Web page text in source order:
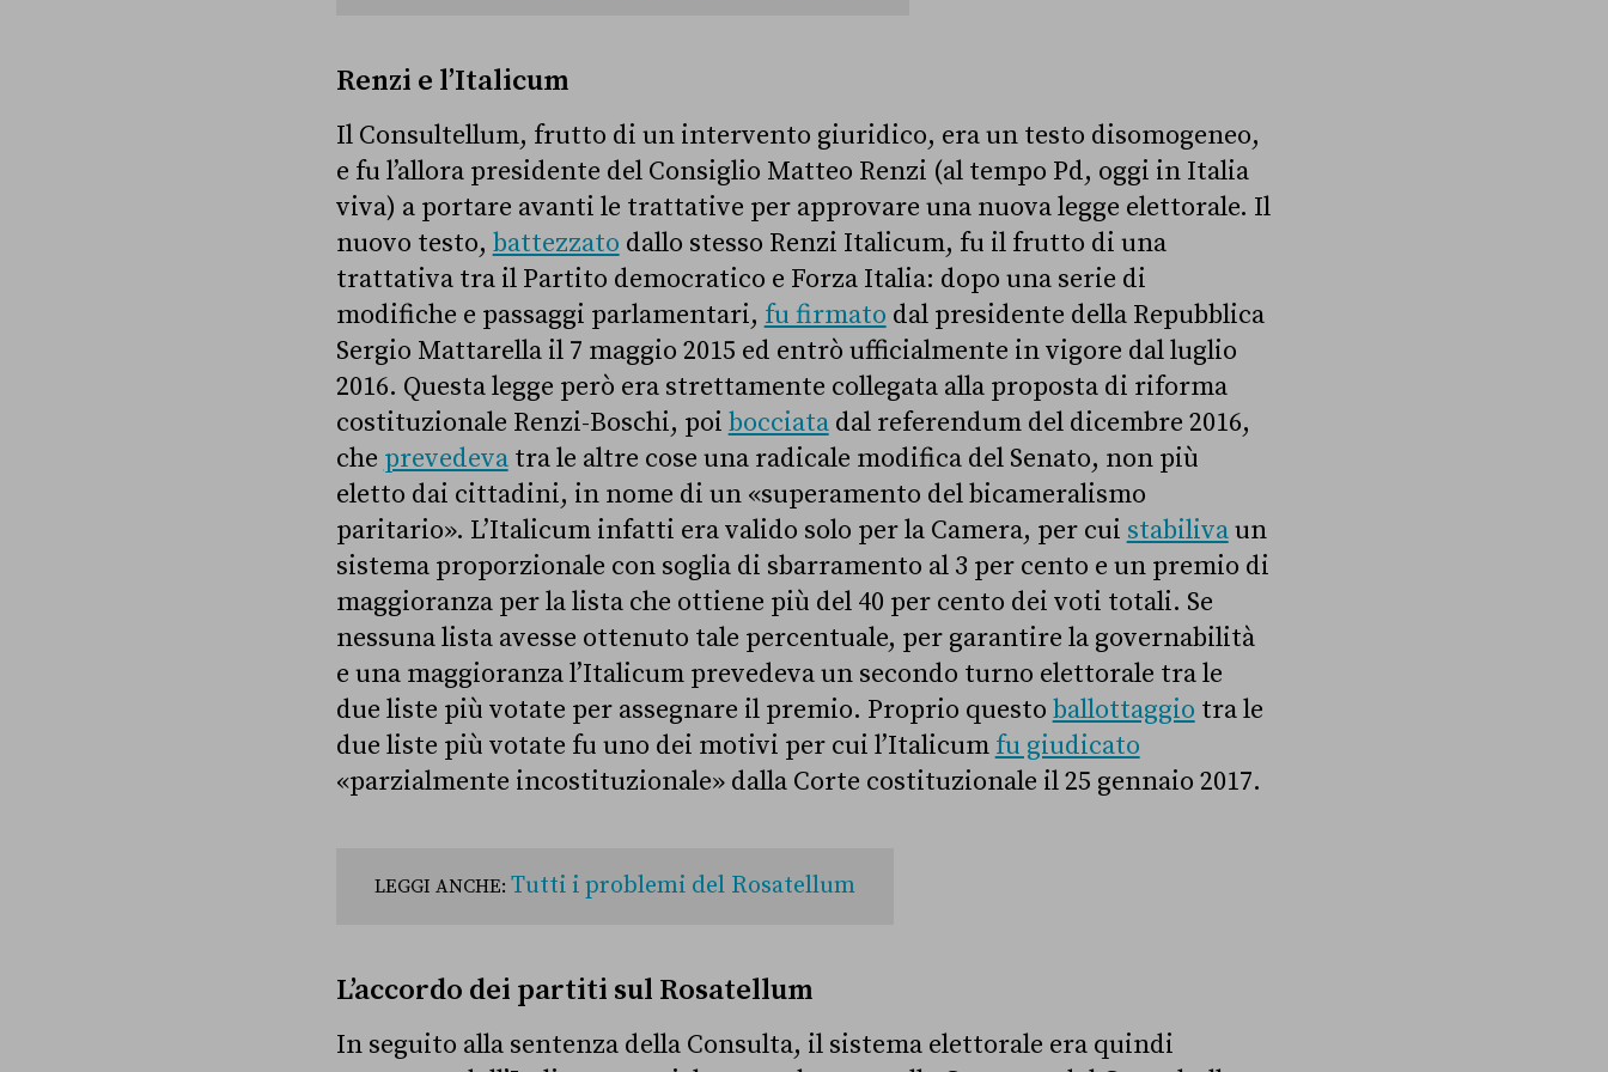
Renzi e l’Italicum
Il Consultellum, frutto di un intervento giuridico, era un testo disomogeneo,
e fu l’allora presidente del Consiglio Matteo Renzi (al tempo Pd, oggi in Italia
viva) a portare avanti le trattative per approvare una nuova legge elettorale. Il
nuovo testo, battezzato dallo stesso Renzi Italicum, fu il frutto di una
trattativa tra il Partito democratico e Forza Italia: dopo una serie di
modifiche e passaggi parlamentari, fu firmato dal presidente della Repubblica
Sergio Mattarella il 7 maggio 2015 ed entrò ufficialmente in vigore dal luglio
2016. Questa legge però era strettamente collegata alla proposta di riforma
costituzionale Renzi-Boschi, poi bocciatadal referendum del dicembre 2016,
che prevedevatra le altre cose una radicale modifica del Senato, non più
eletto dai cittadini, in nome di un «superamento del bicameralismo
paritario». L’Italicum infatti era valido solo per la Camera, per cui stabilivaun
sistema proporzionale con soglia di sbarramento al 3 per cento e un premio di
maggioranza per la lista che ottiene più del 40 per cento dei voti totali. Se
nessuna lista avesse ottenuto tale percentuale, per garantire la governabilità
e una maggioranza l’Italicum prevedeva un secondo turno elettorale tra le
due liste più votate per assegnare il premio. Proprio questo ballottaggio tra le
due liste più votate fu uno dei motivi per cui l’Italicum fu giudicato
«parzialmente incostituzionale» dalla Corte costituzionale il 25 gennaio 2017.
LEGGI ANCHE: Tutti i problemi del Rosatellum
L’accordo dei partiti sul Rosatellum
In seguito alla sentenza della Consulta, il sistema elettorale era quindi